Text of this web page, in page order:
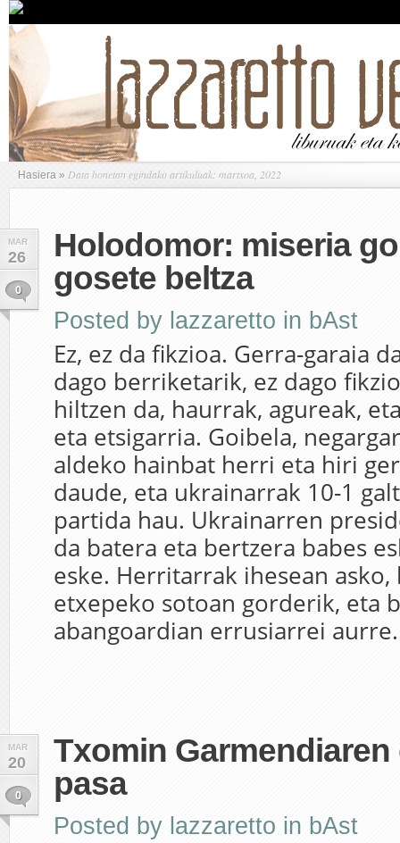
Hasiera » Data honetan egindako artikuluak: martxoa, 2022
MAR
26
0
Holodomor: miseria
gosete beltza
Posted by lazzaretto in bAst
Ez, ez da fikzioa. Gerra-garaia
dago berriketarik, ez dago
hiltzen da, haurrak, agureak,
eta etsigarria. Goibela,
aldeko hainbat herri eta hiri
daude, eta ukrainarrak 10-1
partida hau. Ukrainarren
da batera eta bertzera babes
eske. Herritarrak ihesean
etxepeko sotoan gorderik, eta
abangoardian errusiarrei
MAR
20
0
Txomin Garmendiaren
pasa
Posted by lazzaretto in bAst